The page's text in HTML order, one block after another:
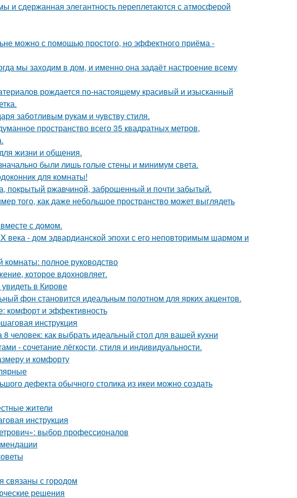
и сдержанная элегантность переплетаются с атмосферой
можно с помощью простого, но эффектного приёма -
мы заходим в дом, и именно она задаёт настроение всему
рождается по-настоящему красивый и изысканный
заботливым рукам и чувству стиля.
пространство всего 35 квадратных метров,
жизни и общения.
были лишь голые стены и минимум света.
для комнаты!
покрытый ржавчиной, заброшенный и почти забытый.
того, как даже небольшое пространство может выглядеть
с домом.
века - дом эдвардианской эпохи с его неповторимым шармом и
комнаты: полное руководство
которое вдохновляет.
в Кирове
фон становится идеальным полотном для ярких акцентов.
комфорт и эффективность
инструкция
человек: как выбрать идеальный стол для вашей кухни
- сочетание лёгкости, стиля и индивидуальности.
и комфорту
дефекта обычного столика из икеи можно создать
жители
инструкция
выбор профессионалов
связаны с городом
решения